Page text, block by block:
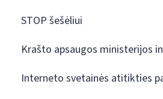
STOP šešėliui
Krašto apsaugos ministerijos
Interneto svetainės atitikties